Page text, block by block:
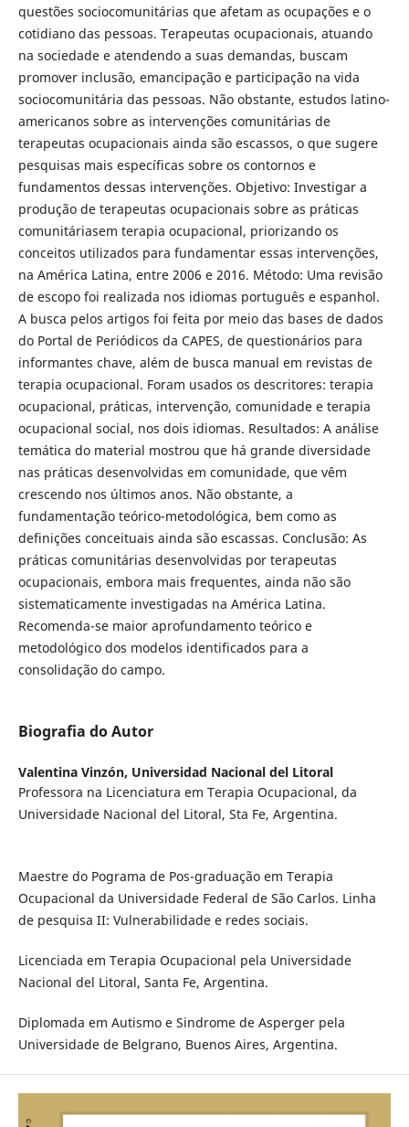
questões sociocomunitárias que afetam as ocupações e o
cotidiano das pessoas. Terapeutas ocupacionais, atuando
na sociedade e atendendo a suas demandas, buscam
promover inclusão, emancipação e participação na vida
sociocomunitária das pessoas. Não obstante, estudos latino-
americanos sobre as intervenções comunitárias de
terapeutas ocupacionais ainda são escassos, o que sugere
pesquisas mais específicas sobre os contornos e
fundamentos dessas intervenções. Objetivo: Investigar a
produção de terapeutas ocupacionais sobre as práticas
comunitáriasem terapia ocupacional, priorizando os
conceitos utilizados para fundamentar essas intervenções,
na América Latina, entre 2006 e 2016. Método: Uma revisão
de escopo foi realizada nos idiomas português e espanhol.
A busca pelos artigos foi feita por meio das bases de dados
do Portal de Periódicos da CAPES, de questionários para
informantes chave, além de busca manual em revistas de
terapia ocupacional. Foram usados os descritores: terapia
ocupacional, práticas, intervenção, comunidade e terapia
ocupacional social, nos dois idiomas. Resultados: A análise
temática do material mostrou que há grande diversidade
nas práticas desenvolvidas em comunidade, que vêm
crescendo nos últimos anos. Não obstante, a
fundamentação teórico-metodológica, bem como as
definições conceituais ainda são escassas. Conclusão: As
práticas comunitárias desenvolvidas por terapeutas
ocupacionais, embora mais frequentes, ainda não são
sistematicamente investigadas na América Latina.
Recomenda-se maior aprofundamento teórico e
metodológico dos modelos identificados para a
consolidação do campo.
Biografia do Autor
Valentina Vinzón, Universidad Nacional del Litoral
Professora na Licenciatura em Terapia Ocupacional, da
Universidade Nacional del Litoral, Sta Fe, Argentina.
Maestre do Pograma de Pos-graduação em Terapia
Ocupacional da Universidade Federal de São Carlos. Linha
de pesquisa II: Vulnerabilidade e redes sociais.
Licenciada em Terapia Ocupacional pela Universidade
Nacional del Litoral, Santa Fe, Argentina.
Diplomada em Autismo e Sindrome de Asperger pela
Universidade de Belgrano, Buenos Aires, Argentina.